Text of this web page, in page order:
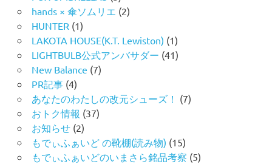
hands × 傘ソムリエ (2)
HUNTER (1)
LAKOTA HOUSE(K.T. Lewiston) (1)
LIGHTBULB公式アンバサダー (41)
New Balance (7)
PR記事(4)
あなたのわたしの改元シューズ！ (7)
おトク情報 (37)
お知らせ(2)
もでぃふぁいど の靴棚(読み物) (15)
もでぃふぁいどのいまさら銘品考察 (5)